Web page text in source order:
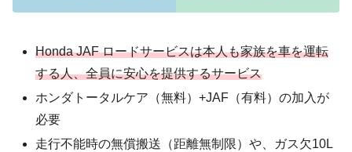
Honda JAF ロードサービスは本人も家族を車を運転
する人、全員に安心を提供するサービス
ホンダトータルケア（無料）+JAF（有料）の加入が
必要
走行不能時の無償搬送（距離無制限）や、ガス欠10L